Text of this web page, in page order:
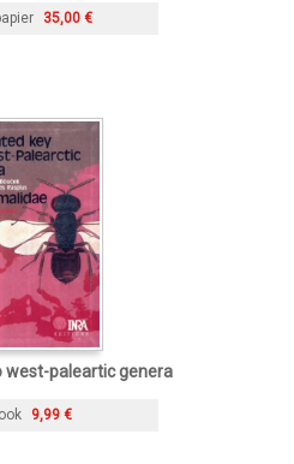
35,00 €
west-paleartic genera
9,99 €